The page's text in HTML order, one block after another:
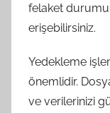
felaket
erişebilirsiniz.
Yedekleme
önemlidir.
ve verilerinizi